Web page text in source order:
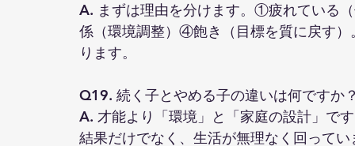
A. まずは理由を分けます。①疲れている
係（環境調整）④飽き（目標を質に戻す
ります。
Q19. 続く子とやめる子の違いは何ですか
A. 才能より「環境」と「家庭の設計」で
結果だけでなく、生活が無理なく回って